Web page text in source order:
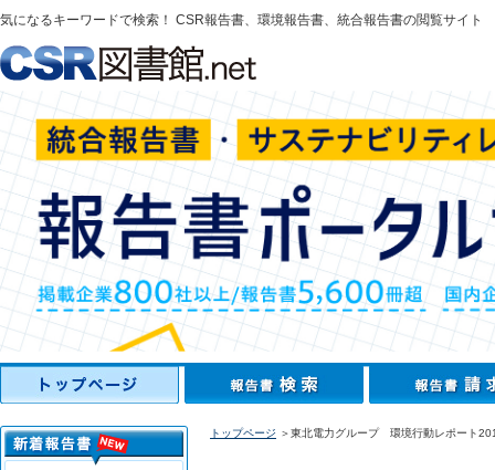
気になるキーワードで検索！ CSR報告書、環境報告書、統合報告書の閲覧サイト
トップページ ＞東北電力グループ 環境行動レポート